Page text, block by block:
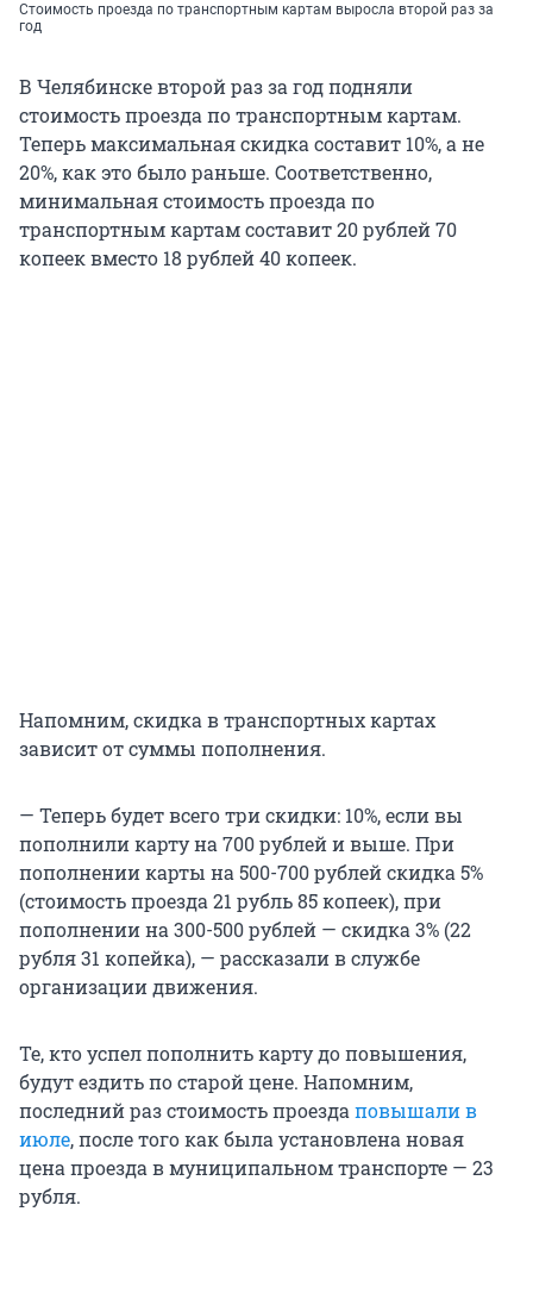
Стоимость проезда по транспортным картам выросла второй раз за
год
В Челябинске второй раз за год подняли
стоимость проезда по транспортным картам.
Теперь максимальная скидка составит 10%, а не
20%, как это было раньше. Соответственно,
минимальная стоимость проезда по
транспортным картам составит 20 рублей 70
копеек вместо 18 рублей 40 копеек.
Напомним, скидка в транспортных картах
зависит от суммы пополнения.
— Теперь будет всего три скидки: 10%, если вы
пополнили карту на 700 рублей и выше. При
пополнении карты на 500-700 рублей скидка 5%
(стоимость проезда 21 рубль 85 копеек), при
пополнении на 300-500 рублей — скидка 3% (22
рубля 31 копейка), — рассказали в службе
организации движения.
Те, кто успел пополнить карту до повышения,
будут ездить по старой цене. Напомним,
последний раз стоимость проездаповышали в
июле, после того как была установлена новая
цена проезда в муниципальном транспорте — 23
рубля.